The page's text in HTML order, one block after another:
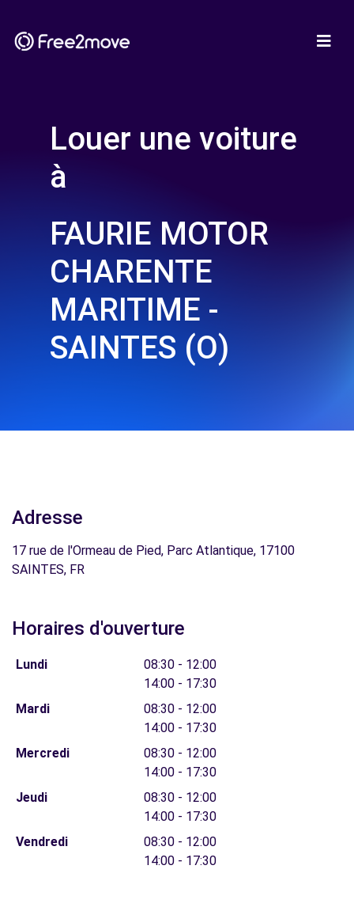
Louer une voiture
à
FAURIE MOTOR
CHARENTE
MARITIME -
SAINTES (O)
Adresse
17 rue de l'Ormeau de Pied, Parc Atlantique, 17100
SAINTES, FR
Horaires d'ouverture
Lundi
08:30 - 12:00
14:00 - 17:30
Mardi
08:30 - 12:00
14:00 - 17:30
Mercredi
08:30 - 12:00
14:00 - 17:30
Jeudi
08:30 - 12:00
14:00 - 17:30
Vendredi
08:30 - 12:00
14:00 - 17:30